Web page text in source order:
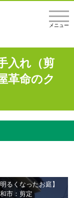
メニュー
入れ（剪
革命のク
るくなったお庭】
市：剪定